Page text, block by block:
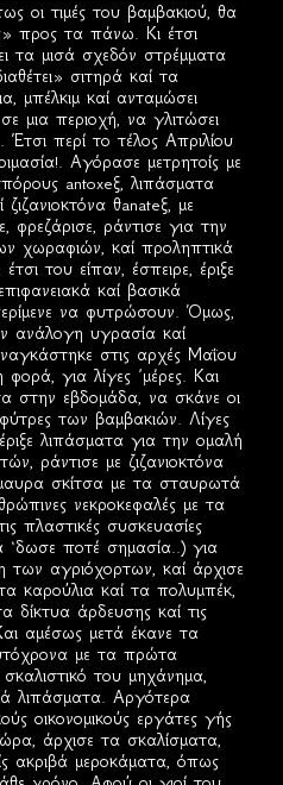
οι τιμές του βαμβακιού, θα
προς τα πάνω. Κι έτσι
τα μισά σχεδόν στρέμματα
σιτηρά καί τα
μπέλκιμ καί ανταμώσει
μια περιοχή, να γλιτώσει
Έτσι περί το τέλος Απριλίου
Αγόρασε μετρητοίς με
antoxeξ, λιπάσματα
θanateξ, με
ράντισε για την
χωραφιών, καί προληπτικά
του είπαν, έσπειρε, έριξε
καί βασικά
να φυτρώσουν. Όμως,
ανάλογη υγρασία καί
στις αρχές Μαΐου
για λίγες ΄μέρες. Και
στην εβδομάδα, να σκάνε οι
των βαμβακιών. Λίγες
λιπάσματα για την ομαλή
ράντισε με ζιζανιοκτόνα
σκίτσα με τα σταυρωτά
νεκροκεφαλές με τα
πλαστικές συσκευασίες
‘δωσε ποτέ σημασία..) για
των αγριόχορτων, καί άρχισε
καρούλια καί τα πολυμπέκ,
άρδευσης καί τις
αμέσως μετά έκανε τα
με τα πρώτα
του μηχάνημα,
λιπάσματα. Αργότερα
οικονομικούς εργάτες γής
άρχισε τα σκαλίσματα,
ακριβά μεροκάματα, όπως